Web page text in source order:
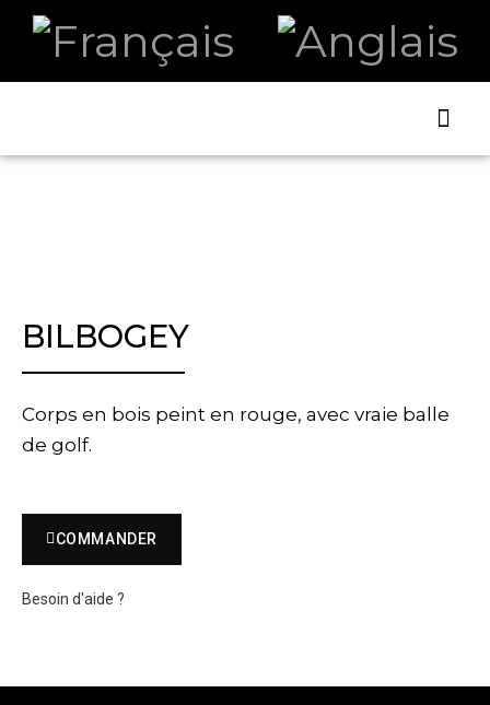
BILBOGEY
Corps en bois peint en rouge, avec vraie balle
de golf.
COMMANDER
Besoin d'aide ?